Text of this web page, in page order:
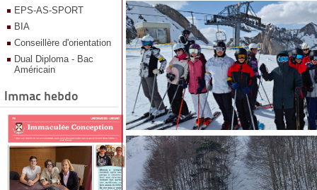
EPS-AS-SPORT
BIA
Conseillère d'orientation
Dual Diploma - Bac
Américain
Immac hebdo